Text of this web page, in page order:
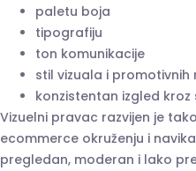
paletu boja
tipografiju
ton komunikacije
stil vizuala i promotivnih
konzistentan izgled
Vizuelni pravac razvijen je
ecommerce okruženju i
pregledan, moderan i lako